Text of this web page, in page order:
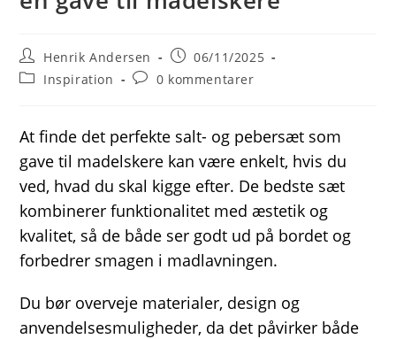
Post
author:
Henrik Andersen
Post
published:
06/11/2025
PostInspiration
Post0 kommentarer
At finde det perfekte salt- og pebersæt som
gave til madelskere kan være enkelt, hvis du
ved, hvad du skal kigge efter. De bedste sæt
kombinerer funktionalitet med æstetik og
kvalitet, så de både ser godt ud på bordet og
forbedrer smagen i madlavningen.
Du bør overveje materialer, design og
anvendelsesmuligheder, da det påvirker både